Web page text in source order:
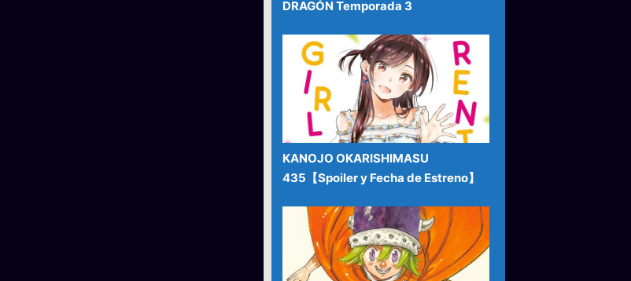
DRAGÓN Temporada 3
KANOJO OKARISHIMASU
435【Spoiler y Fecha de Estreno】